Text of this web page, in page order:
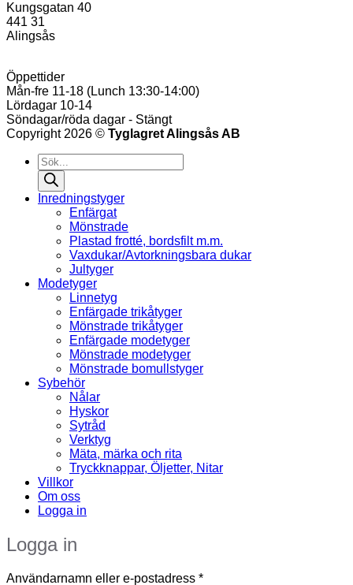
Kungsgatan 40
441 31
Alingsås
Öppettider
Mån-fre 11-18 (Lunch 13:30-14:00)
Lördagar 10-14
Söndagar/röda dagar - Stängt
Copyright 2026 © Tyglagret Alingsås AB
Products
search
Inredningstyger
Enfärgat
Mönstrade
Plastad frotté, bordsfilt m.m.
Vaxdukar/Avtorkningsbara dukar
Jultyger
Modetyger
Linnetyg
Enfärgade trikåtyger
Mönstrade trikåtyger
Enfärgade modetyger
Mönstrade modetyger
Mönstrade bomullstyger
Sybehör
Nålar
Hyskor
Sytråd
Verktyg
Mäta, märka och rita
Tryckknappar, Öljetter, Nitar
Villkor
Om oss
Logga in
Logga in
Användarnamn eller e-postadress *Obligatoriskt